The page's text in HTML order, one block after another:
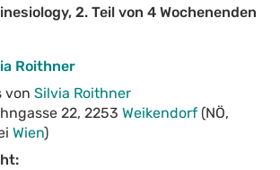
2. Teil von 4 Wochenenden
Roithner
von Silvia Roithner
22, 2253 Weikendorf(NÖ,
Wien)